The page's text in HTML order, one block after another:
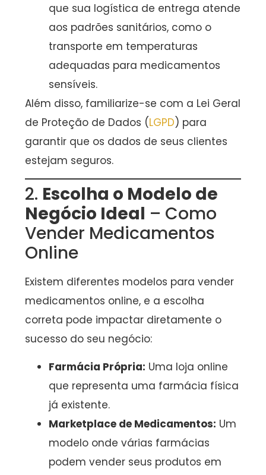
que sua logística de entrega atende
aos padrões sanitários, como o
transporte em temperaturas
adequadas para medicamentos
sensíveis.
Além disso, familiarize-se com a Lei Geral
de Proteção de Dados (LGPD) para
garantir que os dados de seus clientes
estejam seguros.
2. Escolha o Modelo de
Negócio Ideal – Como
Vender Medicamentos
Online
Existem diferentes modelos para vender
medicamentos online, e a escolha
correta pode impactar diretamente o
sucesso do seu negócio:
Farmácia Própria: Uma loja online
que representa uma farmácia física
já existente.
Marketplace de Medicamentos: Um
modelo onde várias farmácias
podem vender seus produtos em